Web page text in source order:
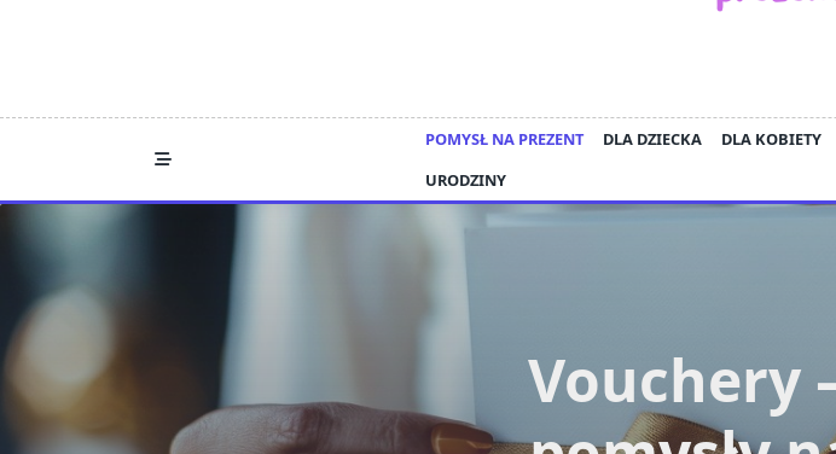
POMYSŁ NA PREZENT DLA DZIECKA DLA KOBIETY
URODZINY
Vouchery